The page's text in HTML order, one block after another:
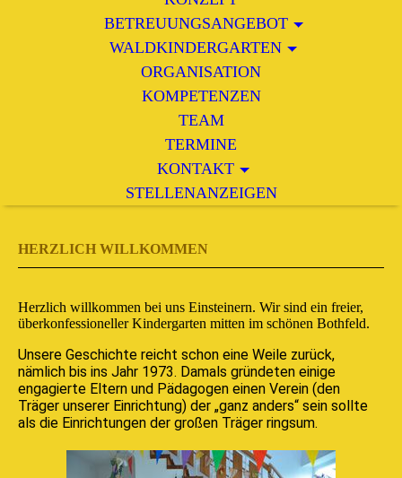
BETREUUNGSANGEBOT
WALDKINDERGARTEN
ORGANISATION
KOMPETENZEN
TEAM
TERMINE
KONTAKT
STELLENANZEIGEN
HERZLICH WILLKOMMEN
Herzlich willkommen bei uns Einsteinern. Wir sind ein freier,
überkonfessioneller Kindergarten mitten im schönen Bothfeld.
Unsere Geschichte reicht schon eine Weile zurück,
nämlich bis ins Jahr 1973. Damals gründeten einige
engagierte Eltern und Pädagogen einen Verein (den
Träger unserer Einrichtung) der „ganz anders“ sein sollte
als die Einrichtungen der großen Träger ringsum.